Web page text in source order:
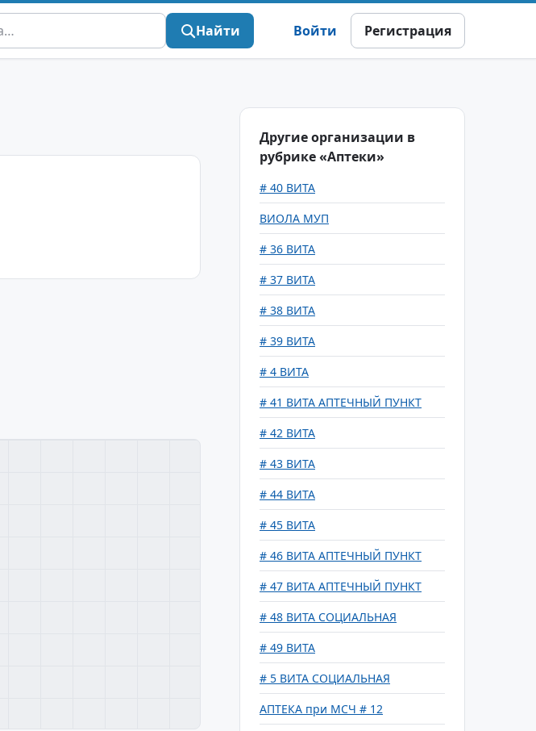
Найти Войти Регистрация
Другие организации в
рубрике «Аптеки»
# 40 ВИТА
ВИОЛА МУП
# 36 ВИТА
# 37 ВИТА
# 38 ВИТА
# 39 ВИТА
# 4 ВИТА
# 41 ВИТА АПТЕЧНЫЙ ПУНКТ
# 42 ВИТА
# 43 ВИТА
# 44 ВИТА
# 45 ВИТА
# 46 ВИТА АПТЕЧНЫЙ ПУНКТ
# 47 ВИТА АПТЕЧНЫЙ ПУНКТ
# 48 ВИТА СОЦИАЛЬНАЯ
# 49 ВИТА
# 5 ВИТА СОЦИАЛЬНАЯ
АПТЕКА при МСЧ # 12